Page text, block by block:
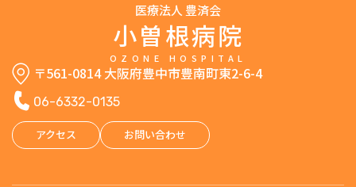
医療法人 豊済会
小曽根病院
OZONE HOSPITAL
〒561-0814 大阪府豊中市豊南町東2-6-4
06-6332-0135
アクセス お問い合わせ